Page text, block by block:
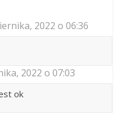
2022 o 06:36
2022 o 07:03
ok